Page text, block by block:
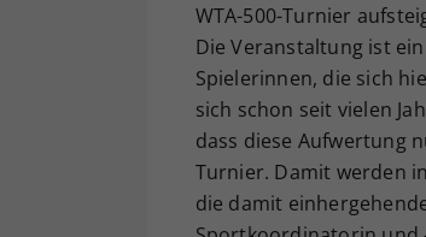
WTA-500-Turnier
Die Veranstaltung ist
Spielerinnen, die sich
sich schon seit vielen
dass diese Aufwertung
Turnier. Damit werden
die damit